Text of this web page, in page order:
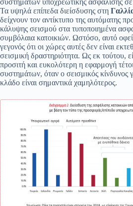
Τα υψηλά επίπεδα διείσδυσης στη
δείχνουν τον αντίκτυπο της αυτόματης
κάλυψης σεισμού στα τυποποιημένα
συμβόλαια κατοικιών. Ωστόσο, αυτό
γεγονός ότι οι χώρες αυτές δεν είναι
σεισμική δραστηριότητα. Ως εκ τούτου,
προσιτή και ευκολότερη η εφαρμογή
συστημάτων, όταν ο σεισμικός κίνδυνος
κλάδο είναι σημαντικά χαμηλότερος.